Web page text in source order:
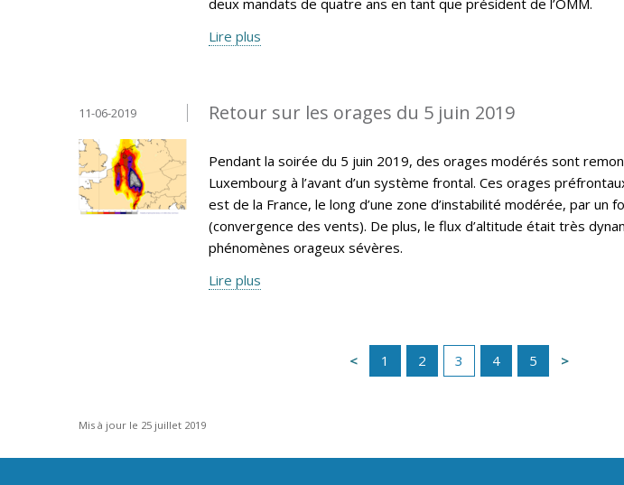
Lire plus
Retour sur les orages du 5 juin 2019
11-06-2019
Pendant la soirée du 5 juin 2019, des orages modérés sont
Luxembourg à l’avant d’un système frontal. Ces orages
est de la France, le long d’une zone d’instabilité modérée, par un
(convergence des vents). De plus, le flux d’altitude était très
phénomènes orageux sévères.
Lire plus
1 2 3 4 5
Mis à jour le 25 juillet 2019